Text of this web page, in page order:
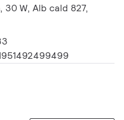
30 W, Alb cald 827,